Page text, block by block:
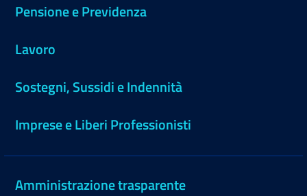
Pensione e Previdenza
Lavoro
Sostegni, Sussidi e Indennità
Imprese e Liberi Professionisti
Amministrazione trasparente